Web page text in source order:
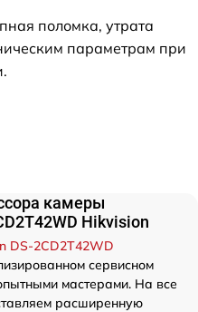
поломка, утрата
параметрам при
камеры
Hikvision
DS-2CD2T42WD
сервисном
мастерами. На все
расширенную